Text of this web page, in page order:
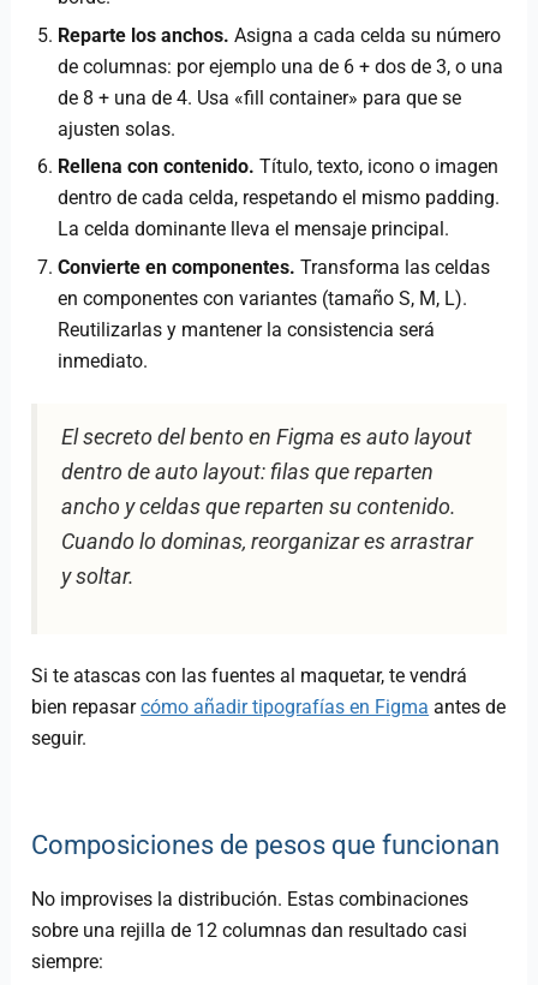
Reparte los anchos. Asigna a cada celda su número
de columnas: por ejemplo una de 6 + dos de 3, o una
de 8 + una de 4. Usa «fill container» para que se
ajusten solas.
Rellena con contenido. Título, texto, icono o imagen
dentro de cada celda, respetando el mismo padding.
La celda dominante lleva el mensaje principal.
Convierte en componentes. Transforma las celdas
en componentes con variantes (tamaño S, M, L).
Reutilizarlas y mantener la consistencia será
inmediato.
El secreto del bento en Figma es auto layout
dentro de auto layout: filas que reparten
ancho y celdas que reparten su contenido.
Cuando lo dominas, reorganizar es arrastrar
y soltar.
Si te atascas con las fuentes al maquetar, te vendrá
bien repasarcómo añadir tipografías en Figma antes de
seguir.
Composiciones de pesos que funcionan
No improvises la distribución. Estas combinaciones
sobre una rejilla de 12 columnas dan resultado casi
siempre: